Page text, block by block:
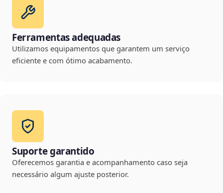
Ferramentas adequadas
Utilizamos equipamentos que garantem um serviço
eficiente e com ótimo acabamento.
Suporte garantido
Oferecemos garantia e acompanhamento caso seja
necessário algum ajuste posterior.